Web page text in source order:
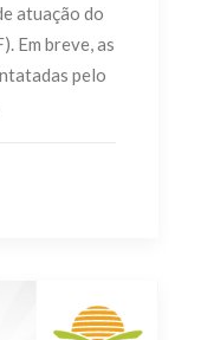
atuação do
Em breve, as
pelo